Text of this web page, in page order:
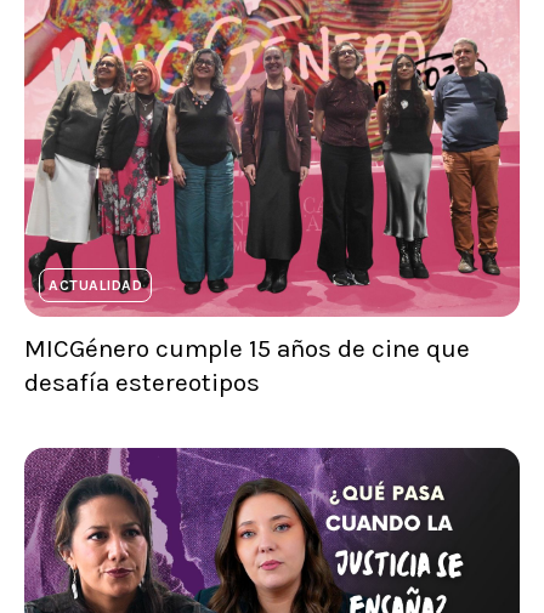
ACTUALIDAD
MICGénero cumple 15 años de cine que
desafía estereotipos